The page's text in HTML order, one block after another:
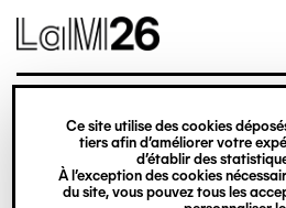
Gestion des cookies
Ce site utilise des cookies
tiers afin d’améliorer votre
d’établir des
À l’exception des cookies
du site, vous pouvez tous les
contenu